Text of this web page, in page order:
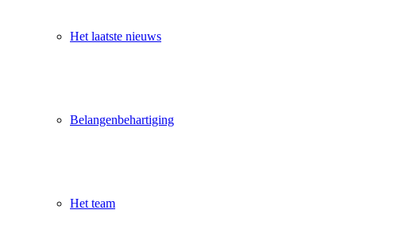
Het laatste nieuws
Belangenbehartiging
Het team